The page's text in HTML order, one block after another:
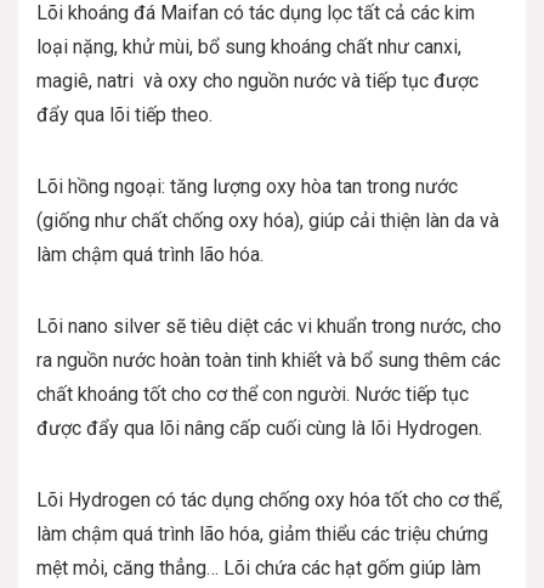
Lõi khoáng đá Maifan có tác dụng lọc tất cả các kim
loại nặng, khử mùi, bổ sung khoáng chất như canxi,
magiê, natri và oxy cho nguồn nước và tiếp tục được
đẩy qua lõi tiếp theo.
Lõi hồng ngoại: tăng lượng oxy hòa tan trong nước
(giống như chất chống oxy hóa), giúp cải thiện làn da và
làm chậm quá trình lão hóa.
Lõi nano silver sẽ tiêu diệt các vi khuẩn trong nước, cho
ra nguồn nước hoàn toàn tinh khiết và bổ sung thêm các
chất khoáng tốt cho cơ thể con người. Nước tiếp tục
được đẩy qua lõi nâng cấp cuối cùng là lõi Hydrogen.
Lõi Hydrogen có tác dụng chống oxy hóa tốt cho cơ thể,
làm chậm quá trình lão hóa, giảm thiểu các triệu chứng
mệt mỏi, căng thẳng… Lõi chứa các hạt gốm giúp làm